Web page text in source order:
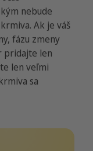
nebude
Ak je váš
fázu zmeny
pridajte len
len veľmi
sa